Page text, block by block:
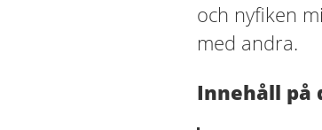
och nyfiken
med andra.
Innehåll på